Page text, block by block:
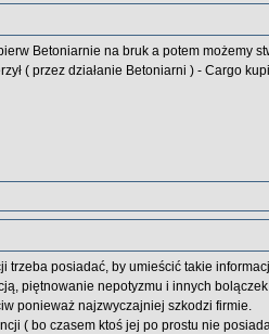
Betoniarnie na bruk a potem możemy
( przez działanie Betoniarni ) - Cargo
trzeba posiadać, by umieścić takie
piętnowanie nepotyzmu i innych bolączek
ponieważ najzwyczajniej szkodzi firmie.
( bo czasem ktoś jej po prostu nie